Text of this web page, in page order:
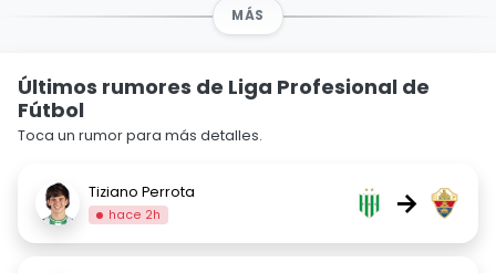
MÁS
Últimos rumores de Liga Profesional de
Fútbol
Toca un rumor para más detalles.
Tiziano Perrota
hace 2h →